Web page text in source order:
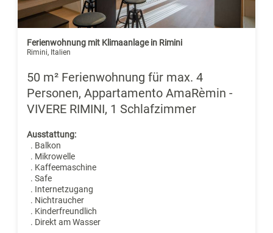
Ferienwohnung mit Klimaanlage in Rimini
Rimini, Italien
50 m² Ferienwohnung für max. 4
Personen, Appartamento AmaRèmin -
VIVERE RIMINI, 1 Schlafzimmer
Ausstattung:
. Balkon
. Mikrowelle
. Kaffeemaschine
. Safe
. Internetzugang
. Nichtraucher
. Kinderfreundlich
. Direkt am Wasser